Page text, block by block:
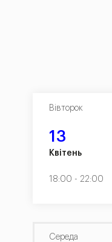
Вівторок
13
Квітень
18:00 - 22:00
Середа